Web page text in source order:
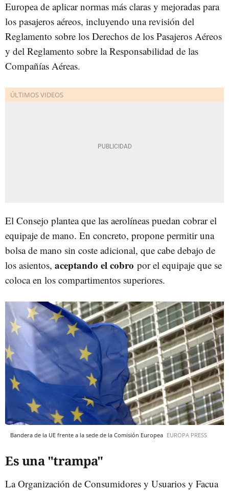
Europea de aplicar normas más claras y mejoradas para
los pasajeros aéreos, incluyendo una revisión del
Reglamento sobre los Derechos de los Pasajeros Aéreos
y del Reglamento sobre la Responsabilidad de las
Compañías Aéreas.
El Consejo plantea que las aerolíneas puedan cobrar el
equipaje de mano. En concreto, propone permitir una
bolsa de mano sin coste adicional, que cabe debajo de
los asientos, aceptando el cobro por el equipaje que se
coloca en los compartimentos superiores.
Bandera de la UE frente a la sede de la Comisión Europea EUROPA PRESS
Es una "trampa"
La Organización de Consumidores y Usuarios y Facua